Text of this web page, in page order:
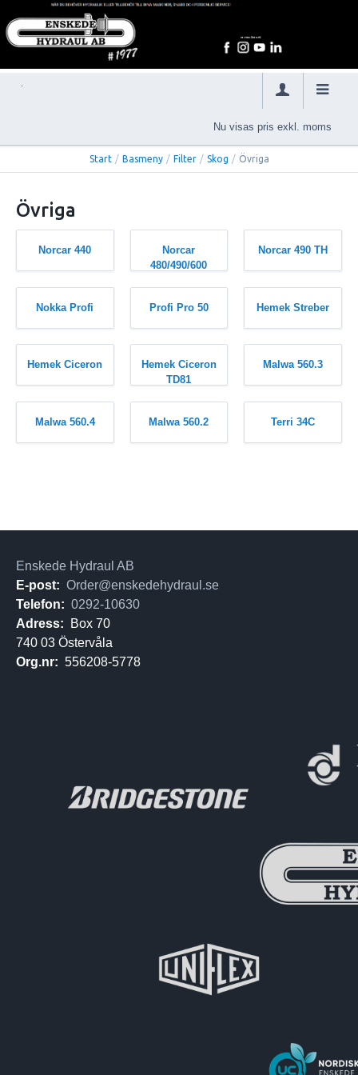
Nu visas pris exkl. moms
Start / Basmeny / Filter / Skog / Övriga
Övriga
Norcar 440
Norcar
480/490/600
Norcar 490 TH
Nokka Profi Profi Pro 50 Hemek Streber
Hemek Ciceron
Hemek Ciceron
TD81
Malwa 560.3
Malwa 560.4 Malwa 560.2 Terri 34C
Enskede Hydraul AB
E-post: Order@enskedehydraul.se
Telefon: 0292-10630
Adress:
Box 70
740 03 Östervåla
Org.nr: 556208-5778